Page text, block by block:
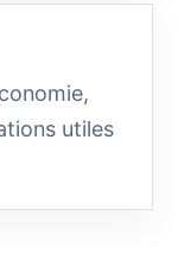
utiles